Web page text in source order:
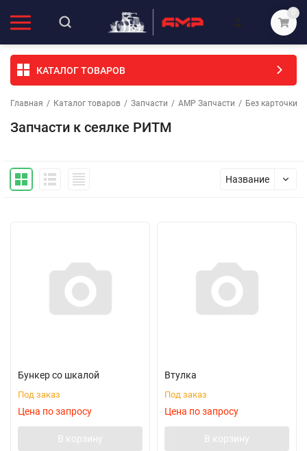
0
КАТАЛОГ ТОВАРОВ
Главная / Каталог товаров / Запчасти / АМР Запчасти / Без карточки
Запчасти к сеялке РИТМ
Название
Бункер со шкалой
Под заказ
Цена по запросу
В корзину
Втулка
Под заказ
Цена по запросу
В корзину